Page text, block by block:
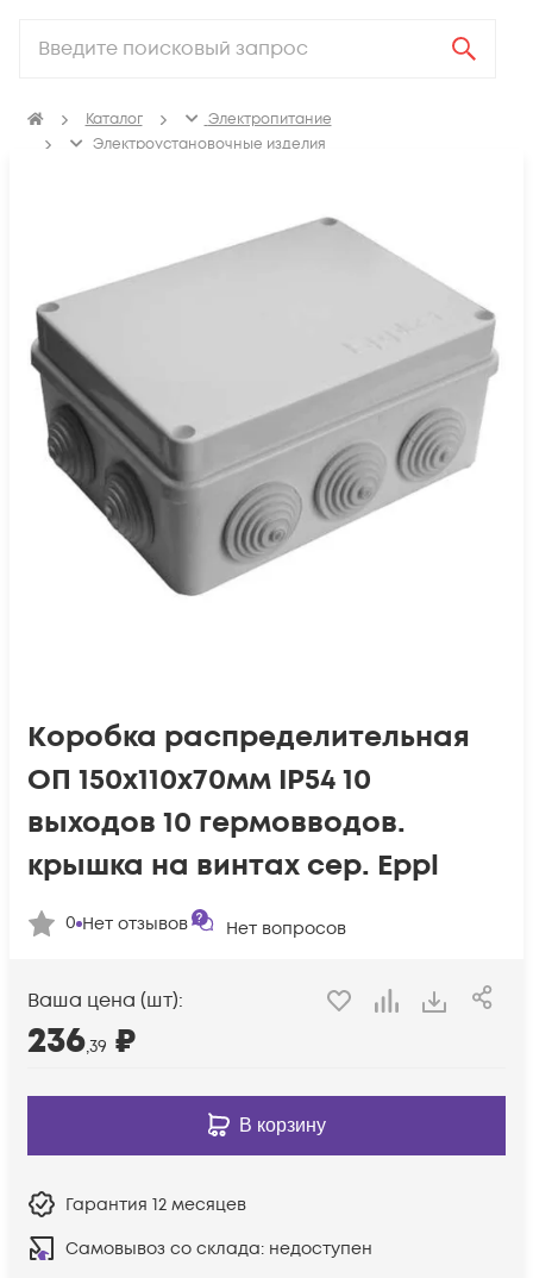
Каталог
Электропитание
Электроустановочные изделия
Коробка распределительная
ОП 150х110х70мм IP54 10
выходов 10 гермовводов.
крышка на винтах сер. Eppl
0 Нет отзывов Нет вопросов
Ваша цена (шт):
236,39 ₽
В корзину
Гарантия 12 месяцев
Самовывоз со склада: недоступен